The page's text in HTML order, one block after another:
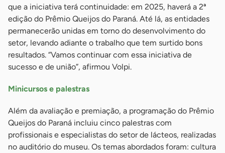
que a iniciativa terá continuidade: em 2025, haverá a 2ª
edição do Prêmio Queijos do Paraná. Até lá, as entidades
permanecerão unidas em torno do desenvolvimento do
setor, levando adiante o trabalho que tem surtido bons
resultados. “Vamos continuar com essa iniciativa de
sucesso e de união”, afirmou Volpi.
Minicursos e palestras
Além da avaliação e premiação, a programação do Prêmio
Queijos do Paraná incluiu cinco palestras com
profissionais e especialistas do setor de lácteos, realizadas
no auditório do museu. Os temas abordados foram: cultura